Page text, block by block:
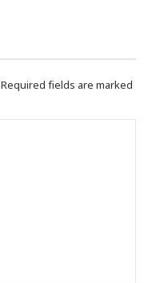
Required fields are marked